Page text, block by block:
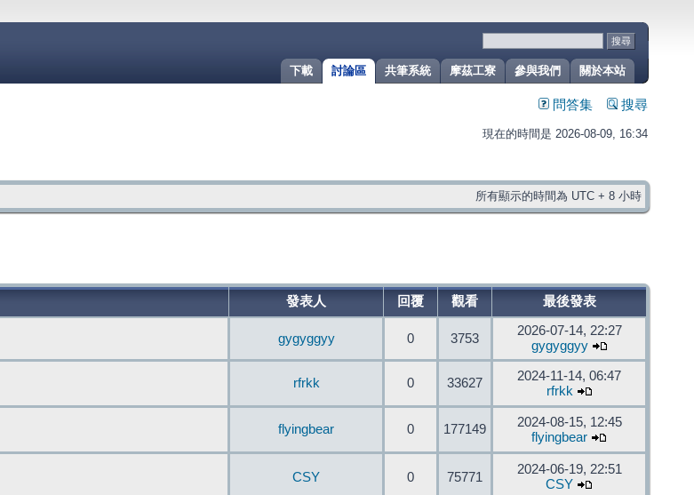
關於本站
參與我們
摩茲工寮
共筆系統
討論區
下載
問答集 搜尋
現在的時間是 2026-08-09, 16:34
所有顯示的時間為 UTC + 8 小時
發表人 回覆 觀看 最後發表
gygyggyy 0 3753
2026-07-14, 22:27
gygyggyy
rfrkk 0 33627
2024-11-14, 06:47
rfrkk
flyingbear 0 177149
2024-08-15, 12:45
flyingbear
CSY 0 75771
2024-06-19, 22:51
CSY